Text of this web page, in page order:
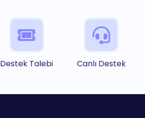
Destek Talebi Canlı Destek